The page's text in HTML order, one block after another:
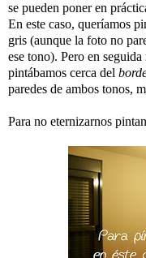
se pueden poner en
En este caso, queríamos
gris (aunque la foto no
ese tono). Pero en
pintábamos cerca del
paredes de ambos tonos,
Para no eternizarnos